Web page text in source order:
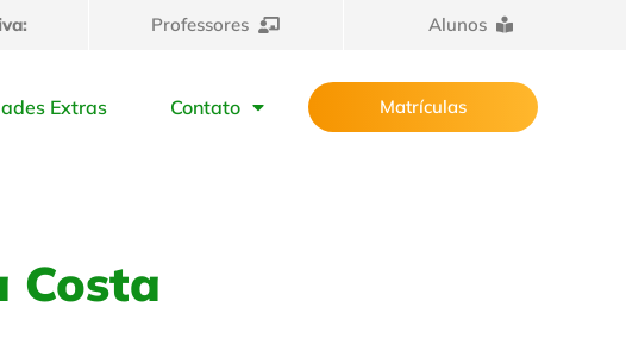
Professores Alunos
Extras Contato Matrículas
Costa